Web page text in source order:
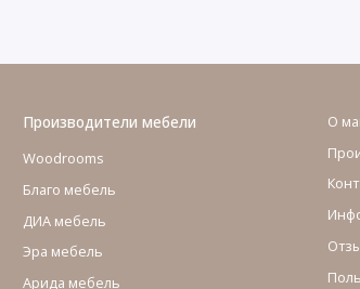
Производители мебели
Woodrooms
Благо мебель
ДИА мебель
Эра мебель
Арида мебель
О